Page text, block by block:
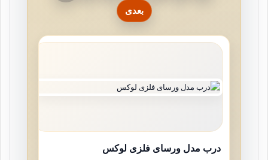
بعدی
درب مدل ورسای فلزی لوکس